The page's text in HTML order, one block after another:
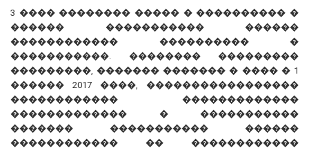
3 ���� �������� ����� � ���������� �
������ ����������� ������
������������ ���������� �
�����������. �������� ���������
���������, ������� ������� � ���� � 1
������ 2017 ����, �����������������
������������ �������������
������������� � �����������
������� ����������� ������
������������ �� ������������